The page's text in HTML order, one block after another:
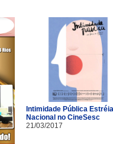
Intimidade Pública Estréia
Nacional no CineSesc
21/03/2017